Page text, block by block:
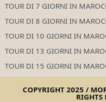
TOUR DI 7 GIORNI IN
TOUR DI 8 GIORNI IN
TOUR DI 10 GIORNI IN
TOUR DI 13 GIORNI IN
TOUR DI 15 GIORNI IN
COPYRIGHT 2025 /
RIGHTS